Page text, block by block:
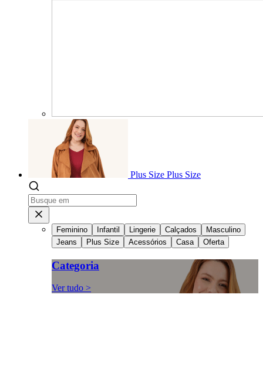
Plus Size Plus Size
Feminino Infantil Lingerie Calçados
Masculino
Jeans
Plus Size Acessórios Casa Oferta
Categoria
Ver tudo >